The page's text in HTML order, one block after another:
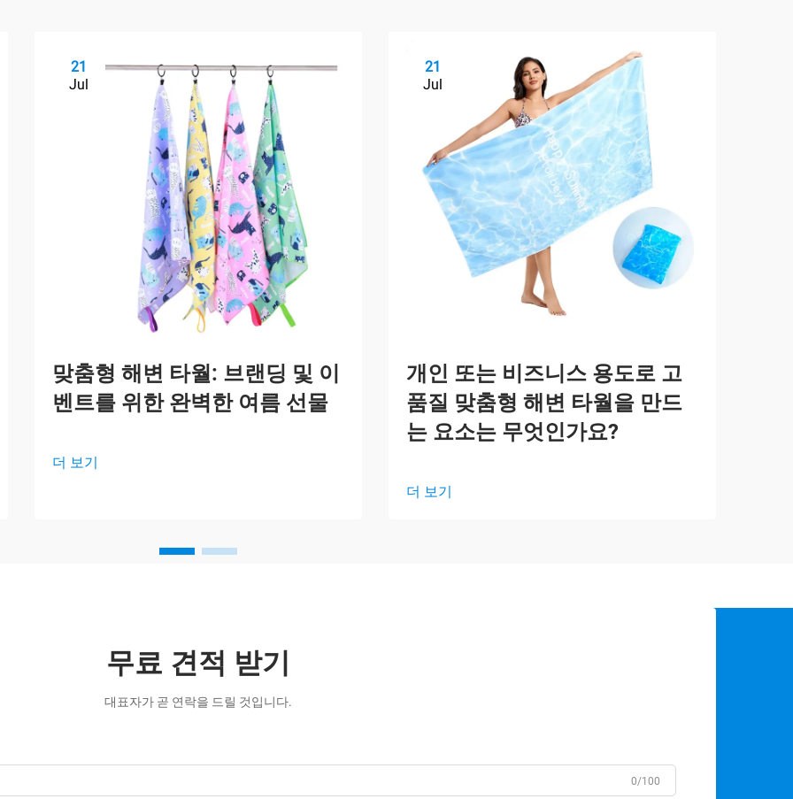
21
Jul
맞춤형 해변 타월: 브랜딩 및 이
벤트를 위한 완벽한 여름 선물
더 보기
21
Jul
개인 또는 비즈니스 용도로 고
품질 맞춤형 해변 타월을 만드
는 요소는 무엇인가요?
더 보기
무료 견적 받기
대표자가 곧 연락을 드릴 것입니다.
0/100